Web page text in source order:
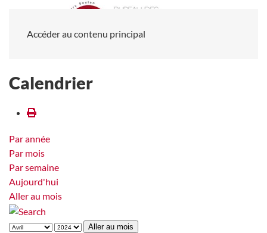
Accéder au contenu principal
Calendrier
Par année
Par mois
Par semaine
Aujourd'hui
Aller au mois
Aller au mois